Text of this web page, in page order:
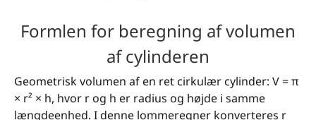
Formlen for beregning af volumen
af cylinderen
Geometrisk volumen af en ret cirkulær cylinder: V = π
× r² × h, hvor r og h er radius og højde i samme
længdeenhed. I denne lommeregner konverteres r